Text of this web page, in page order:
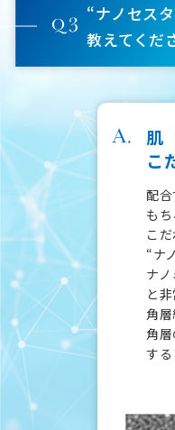
“ナノセス
教えてくだ
肌
こ
配
もち
こだ
“ナ
ナ
と
角
角
する